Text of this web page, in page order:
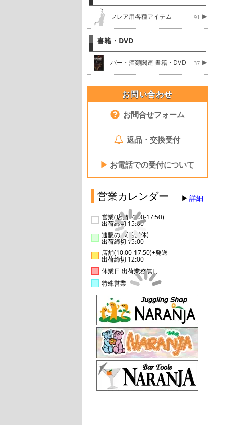
フレア用各種アイテム 91
書籍・DVD
バー・酒類関連 書籍・DVD 37
お問い合わせ
お問合せフォーム
返品・交換受付
▶ お電話での受付について
営業カレンダー 詳細
営業(店舗14:00-17:50)
出荷締切 15:00
通販のみ(店舗休)
出荷締切 15:00
店舗(10:00-17:50)+発送
出荷締切 12:00
休業日 出荷業務無し
特殊営業